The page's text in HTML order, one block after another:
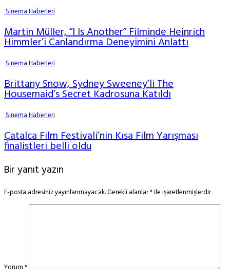
Sinema Haberleri
Martin Müller, “I Is Another” Filminde Heinrich
Himmler’i Canlandırma Deneyimini Anlattı
Sinema Haberleri
Brittany Snow, Sydney Sweeney’li The
Housemaid’s Secret Kadrosuna Katıldı
Sinema Haberleri
Çatalca Film Festivali’nin Kısa Film Yarışması
finalistleri belli oldu
Bir yanıt yazın
E-posta adresiniz yayınlanmayacak.Gerekli alanlar*ile işaretlenmişlerdir
Yorum*